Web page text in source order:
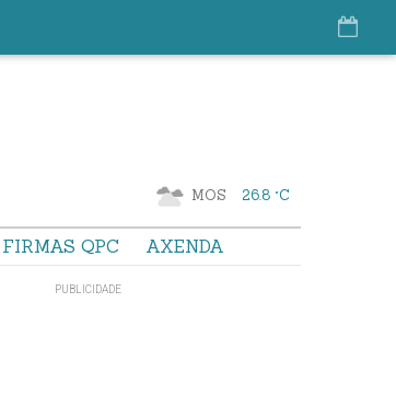
MOS 26.8 °C
FIRMAS QPC AXENDA